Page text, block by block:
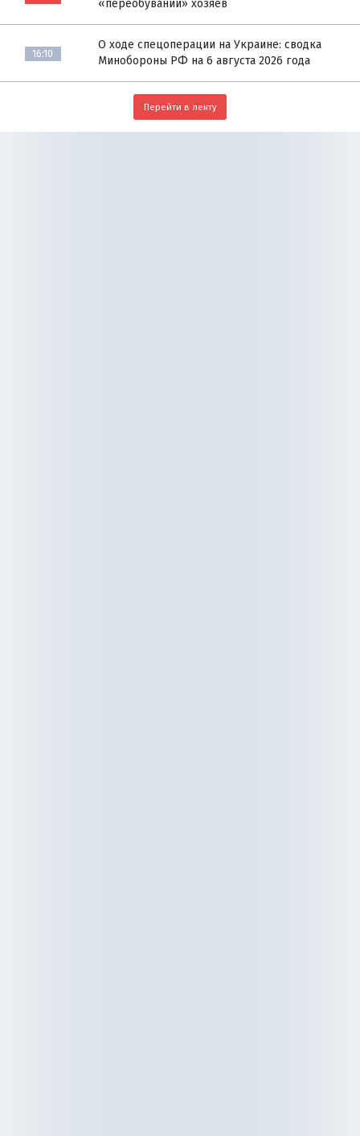
«переобувании» хозяев
16:10
О ходе спецоперации на Украине: сводка
Минобороны РФ на 6 августа 2026 года
Перейти в ленту